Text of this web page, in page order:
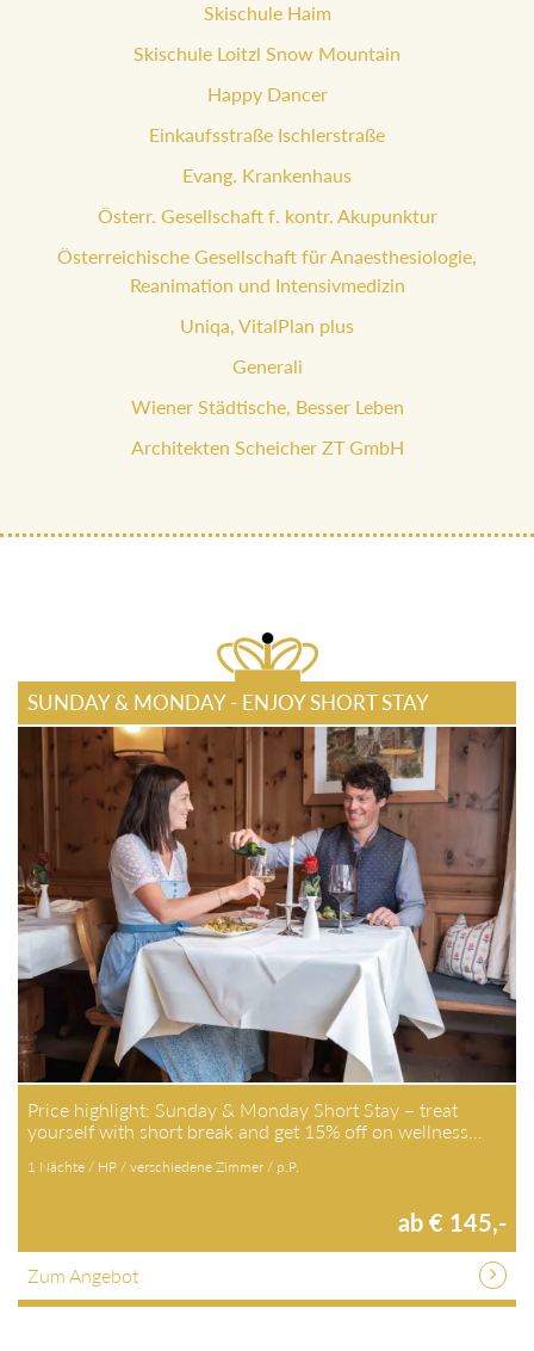
Skischule Haim
Skischule Loitzl Snow Mountain
Happy Dancer
Einkaufsstraße Ischlerstraße
Evang. Krankenhaus
Österr. Gesellschaft f. kontr. Akupunktur
Österreichische Gesellschaft für Anaesthesiologie,
Reanimation und Intensivmedizin
Uniqa, VitalPlan plus
Generali
Wiener Städtische, Besser Leben
Architekten Scheicher ZT GmbH
SUNDAY & MONDAY - ENJOY SHORT STAY
Price highlight: Sunday & Monday Short Stay – treat
yourself with short break and get 15% off on wellness…
1 Nächte / HP / verschiedene Zimmer / p.P.
ab € 145,-
Zum Angebot